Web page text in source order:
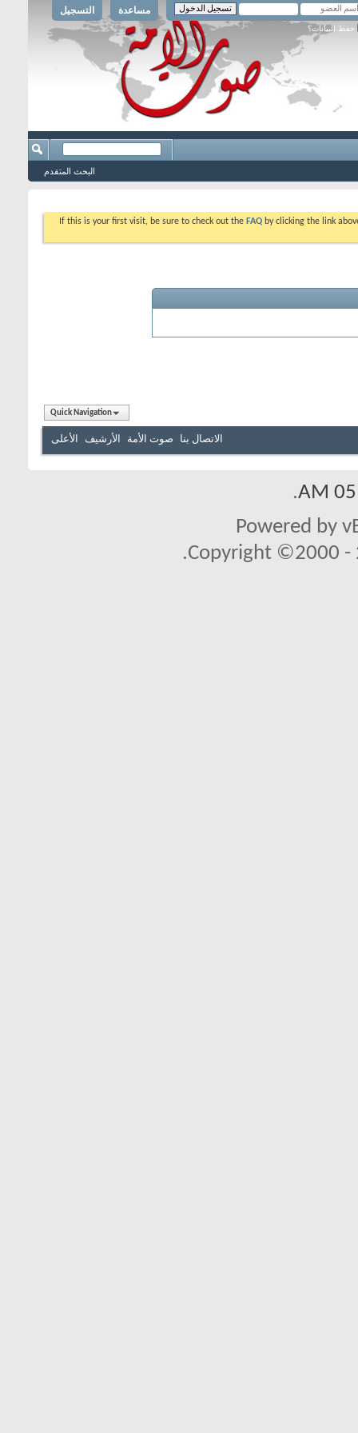
التسجيل مساعدة
حفظ البيانات؟
البحث المتقدم
If this is your first visit, be sure to check out the FAQ by clicking the link
Quick Navigation
الاتصال بنا صوت الأمة الأرشيف الأعلى
.
Powered by
Copyright ©2000 -